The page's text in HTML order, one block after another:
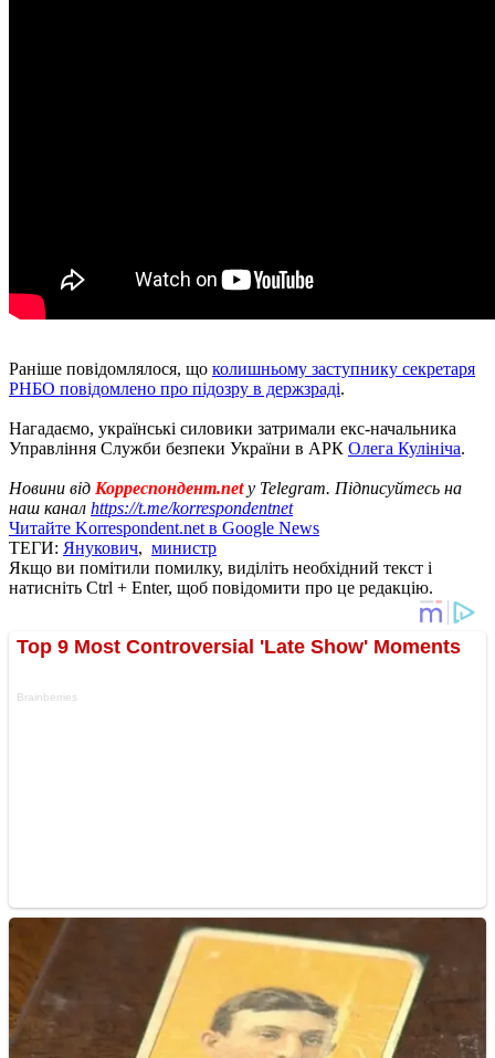
Раніше повідомлялося, що колишньому заступнику секретаря
РНБО повідомлено про підозру в держзраді.
Нагадаємо, українські силовики затримали екс-начальника
Управління Служби безпеки України в АРК Олега Кулініча.
Новини від Корреспондент.netу Telegram. Підписуйтесь на
наш канал https://t.me/korrespondentnet
Читайте Korrespondent.net в Google News
ТЕГИ: Янукович, министр
Якщо ви помітили помилку, виділіть необхідний текст і
натисніть Ctrl + Enter, щоб повідомити про це редакцію.